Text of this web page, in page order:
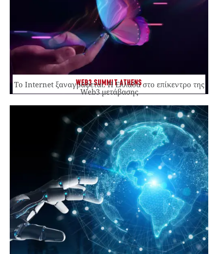
WEB3 SUMMIT ATHENS
Το Internet ξαναγράφεται. Η Ελλάδα στο επίκεντρο της
Web3 μετάβασης